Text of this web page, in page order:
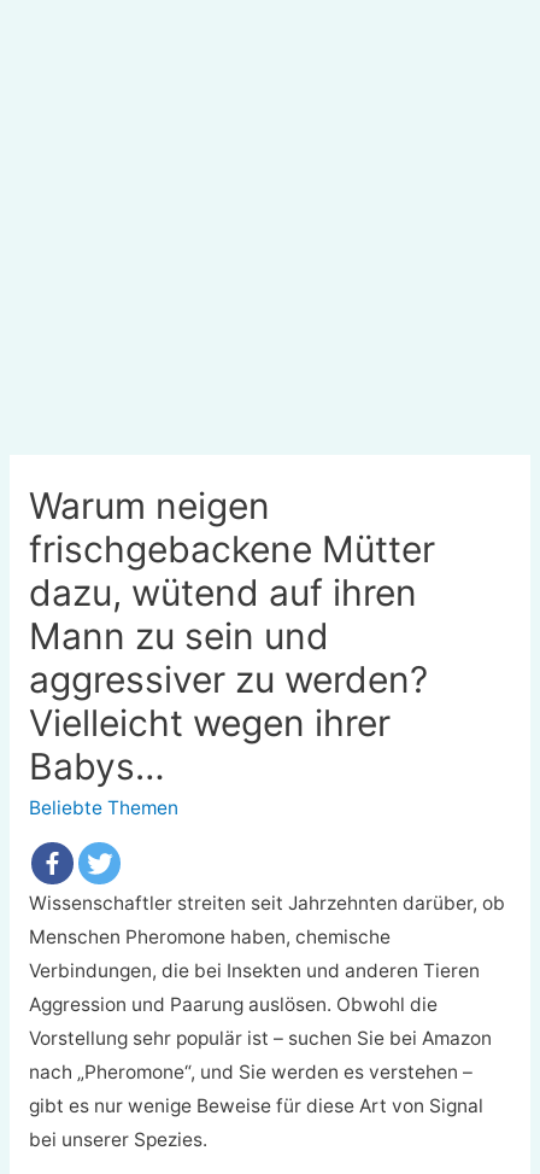
Warum neigen
frischgebackene Mütter
dazu, wütend auf ihren
Mann zu sein und
aggressiver zu werden?
Vielleicht wegen ihrer
Babys…
Beliebte Themen
Wissenschaftler streiten seit Jahrzehnten darüber, ob
Menschen Pheromone haben, chemische
Verbindungen, die bei Insekten und anderen Tieren
Aggression und Paarung auslösen. Obwohl die
Vorstellung sehr populär ist – suchen Sie bei Amazon
nach „Pheromone“, und Sie werden es verstehen –
gibt es nur wenige Beweise für diese Art von Signal
bei unserer Spezies.